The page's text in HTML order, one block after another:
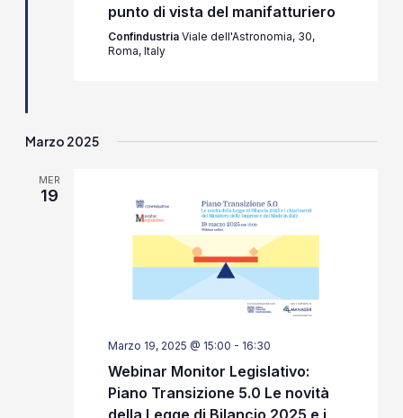
punto di vista del manifatturiero
Confindustria Viale dell'Astronomia, 30,
Roma, Italy
Marzo 2025
MER
19
Marzo 19, 2025 @ 15:00 - 16:30
Webinar Monitor Legislativo:
Piano Transizione 5.0 Le novità
della Legge di Bilancio 2025 e i